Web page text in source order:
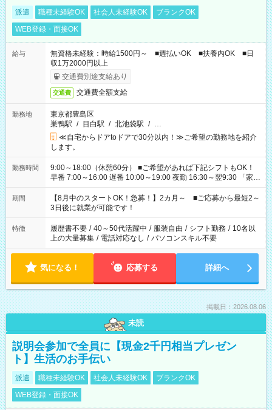
派遣 職種未経験OK 社会人未経験OK
ブランクOK
WEB登録・面接OK
給与
無資格未経験：時給1500円～ ■週払いOK ■扶養内OK ■日
収1万2000円以上
交通費別途支給あり
交通費 交通費全額支給
勤務地
東京都豊島区
巣鴨駅 / 目白駅 / 北池袋駅 / …
≪自宅からドアtoドアで30分以内！≫ご希望の勤務地を紹介
します。
勤務時間
9:00～18:00（休憩60分） ■ご希望があれば下記シフトもOK！
早番 7:00～16:00 遅番 10:00～19:00 夜勤 16:30～翌9:30 「家族
と休みを合わせたい」 「余裕を持って夕飯の準備がしたい」
「できれば残業はしたくない」 など、ご希望を教えてください
ね。 ※Wワーク希望の方へ 今ご覧のお仕事で希望する勤務時間
と、もう1つのお仕事の勤務時間。 合計で週40時間を超える場
合は応募できません。
期間
【8月中のスタートOK！急募！】2カ月～ ■ご応募から最短2～
3日後に就業が可能です！
特徴 履歴書不要 / 40～50代活躍中 / 服装自由 / シフト勤務 / 10名以
上の大量募集 / 電話対応なし / パソコンスキル不要
気になる！ 応募する 詳細へ
掲載日：2026.08.06
未読
説明会参加で全員に【現金2千円相当プレゼン
ト】生活のお手伝い
派遣 職種未経験OK 社会人未経験OK
ブランクOK
WEB登録・面接OK